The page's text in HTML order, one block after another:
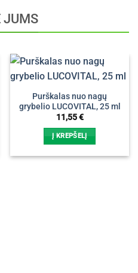
JUMS
Purškalas nuo nagų
grybelio LUCOVITAL, 25 ml
11,55€
Į KREPŠELĮ